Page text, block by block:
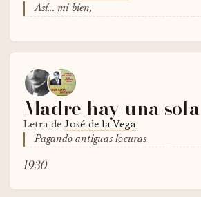
Así... mi bien,
Madre hay una sola
Letra deJosé de la Vega
Pagando antiguas locuras
1930